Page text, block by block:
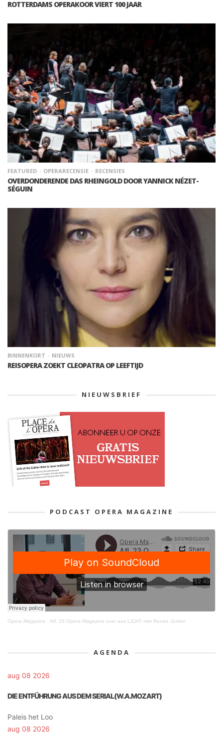
ROTTERDAMS OPERAKOOR VIERT 100 JAAR
FEATURED OPERARECENSIE RECENSIES
OVERDONDERENDE DAS RHEINGOLD DOOR YANNICK NÉZET-
SÉGUIN
BINNENKORT NIEUWS
REISOPERA ZOEKT CLEOPATRA OP LEEFTIJD
NIEUWSBRIEF
PODCAST OPERA MAGAZINE
Opera Magazine · Afl. 23 Opera Magazine over aus LICHT met Renee Jonker
AGENDA
aug 08 2026
DIE ENTFÜHRUNG AUS DEM SERIAL(W.A.MOZART)
Paleis het Loo
aug 08 2026